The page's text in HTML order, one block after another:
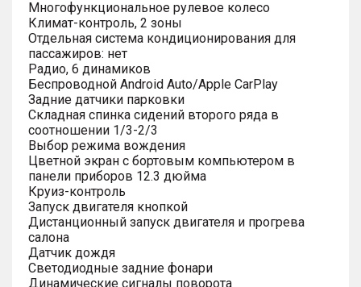
Многофункциональное рулевое колесо
Климат-контроль, 2 зоны
Отдельная система кондиционирования для
пассажиров: нет
Радио, 6 динамиков
Беспроводной Android Auto/Apple CarPlay
Задние датчики парковки
Складная спинка сидений второго ряда в
соотношении 1/3-2/3
Выбор режима вождения
Цветной экран с бортовым компьютером в
панели приборов 12.3 дюйма
Круиз-контроль
Запуск двигателя кнопкой
Дистанционный запуск двигателя и прогрева
салона
Датчик дождя
Светодиодные задние фонари
Динамические сигналы поворота